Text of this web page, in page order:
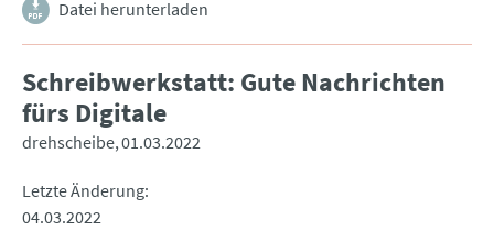
Datei herunterladen
Schreibwerkstatt: Gute Nachrichten
fürs Digitale
drehscheibe 01.03.2022
Letzte Änderung
04.03.2022